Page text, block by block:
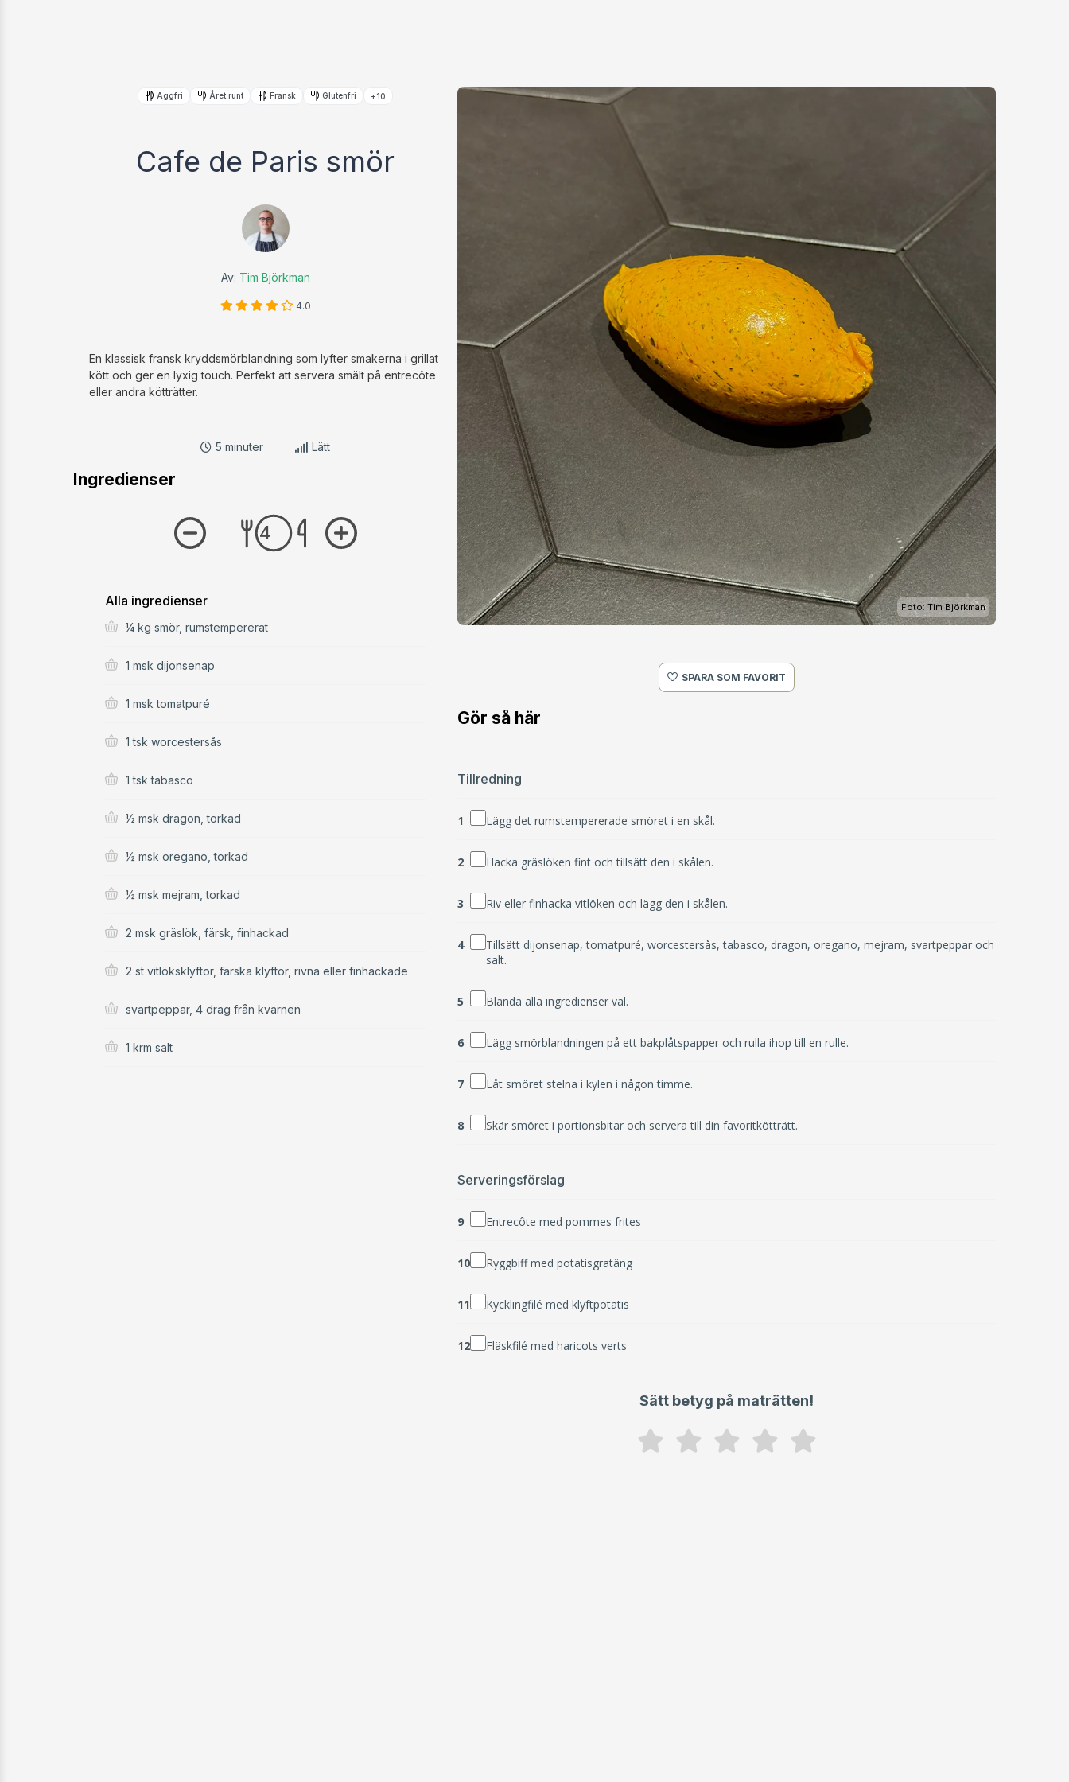
Äggfri Året runt Fransk Glutenfri +10
Cafe de Paris smör
Av: Tim Björkman
En klassisk fransk kryddsmörblandning som lyfter smakerna i grillat
kött och ger en lyxig touch. Perfekt att servera smält på entrecôte
eller andra kötträtter.
5 minuter Lätt
Ingredienser
Alla ingredienser
¼ kg smör, rumstempererat
1 msk dijonsenap
1 msk tomatpuré
1 tsk worcestersås
1 tsk tabasco
½ msk dragon, torkad
½ msk oregano, torkad
½ msk mejram, torkad
2 msk gräslök, färsk, finhackad
2 st vitlöksklyftor, färska klyftor, rivna eller finhackade
svartpeppar, 4 drag från kvarnen
1 krm salt
Foto: Tim Björkman
SPARA SOM FAVORIT
Gör så här
Tillredning
1 Lägg det rumstempererade smöret i en skål.
2 Hacka gräslöken fint och tillsätt den i skålen.
3 Riv eller finhacka vitlöken och lägg den i skålen.
4
Tillsätt dijonsenap, tomatpuré, worcestersås, tabasco, dragon, oregano, mejram, svartpeppar och
salt.
5 Blanda alla ingredienser väl.
6 Lägg smörblandningen på ett bakplåtspapper och rulla ihop till en rulle.
7 Låt smöret stelna i kylen i någon timme.
8 Skär smöret i portionsbitar och servera till din favoritkötträtt.
Serveringsförslag
9 Entrecôte med pommes frites
10 Ryggbiff med potatisgratäng
11 Kycklingfilé med klyftpotatis
12 Fläskfilé med haricots verts
Sätt betyg på maträtten!